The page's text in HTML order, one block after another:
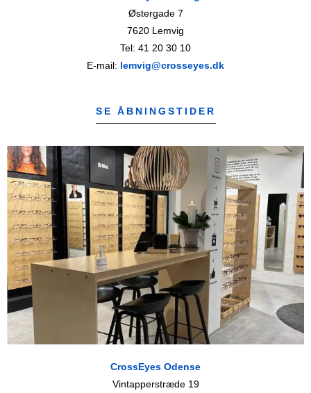
Østergade 7
7620 Lemvig
Tel: 41 20 30 10
E-mail: lemvig@crosseyes.dk
SE ÅBNINGSTIDER
CrossEyes Odense
Vintapperstræde 19